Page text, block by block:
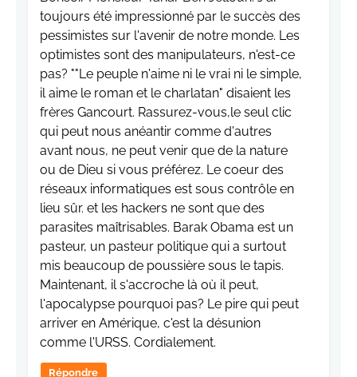
toujours été impressionné par le succès des
pessimistes sur l'avenir de notre monde. Les
optimistes sont des manipulateurs, n'est-ce
pas? ""Le peuple n'aime ni le vrai ni le simple,
il aime le roman et le charlatan" disaient les
frères Gancourt. Rassurez-vous,le seul clic
qui peut nous anéantir comme d'autres
avant nous, ne peut venir que de la nature
ou de Dieu si vous préférez. Le coeur des
réseaux informatiques est sous contrôle en
lieu sûr. et les hackers ne sont que des
parasites maîtrisables. Barak Obama est un
pasteur, un pasteur politique qui a surtout
mis beaucoup de poussière sous le tapis.
Maintenant, il s'accroche là où il peut,
l'apocalypse pourquoi pas? Le pire qui peut
arriver en Amérique, c'est la désunion
comme l'URSS. Cordialement.
Répondre